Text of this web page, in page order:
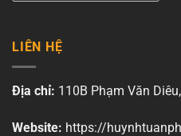
LIÊN HỆ
Địa chỉ: 110B Phạm Văn
Website: https://